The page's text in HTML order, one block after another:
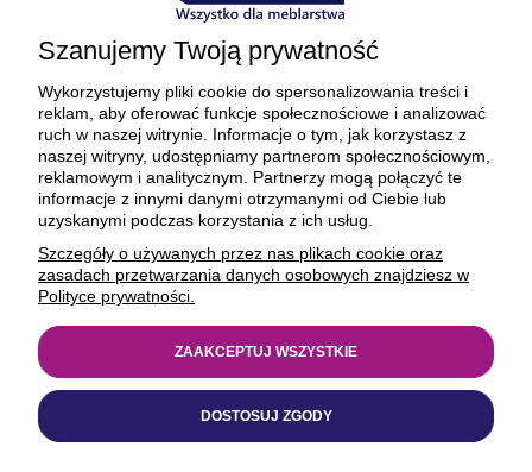
Ciekawostki
O firmie
BEZPIECZNE PŁATNOŚCI ORAZ DOSTAWA
Realizacja
https://xeniadesign.pl/| Sklep
Szanujemy Twoją prywatność
Wykorzystujemy pliki cookie do spersonalizowania treści i
reklam, aby oferować funkcje społecznościowe i analizować
ruch w naszej witrynie. Informacje o tym, jak korzystasz z
naszej witryny, udostępniamy partnerom społecznościowym,
reklamowym i analitycznym. Partnerzy mogą połączyć te
informacje z innymi danymi otrzymanymi od Ciebie lub
uzyskanymi podczas korzystania z ich usług.
Szczegóły o używanych przez nas plikach cookie oraz
zasadach przetwarzania danych osobowych znajdziesz w
Polityce prywatności.
DOSTOSUJ ZGODY
ZAAKCEPTUJ WSZYSTKIE